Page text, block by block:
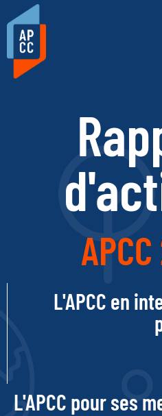
L'APCC pour ses
L'APCC en